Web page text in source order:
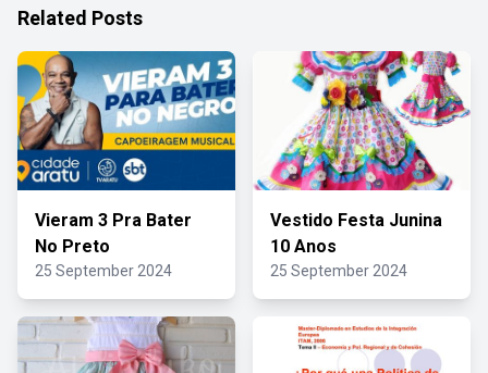
Related Posts
Vieram 3 Pra Bater
No Preto
25 September 2024
Vestido Festa Junina
10 Anos
25 September 2024